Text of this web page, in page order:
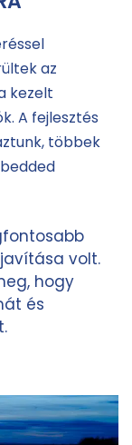
az
kezelt
A fejlesztés
többek
volt.
hogy
és